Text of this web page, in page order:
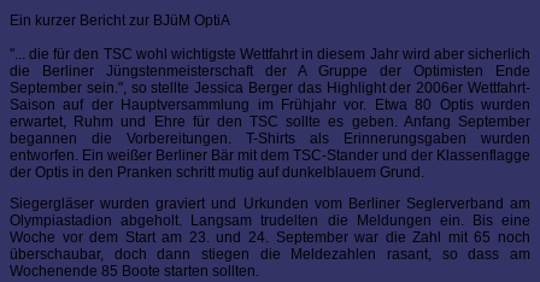
Ein kurzer Bericht zur BJüM OptiA
"... die für den TSC wohl wichtigste Wettfahrt in diesem Jahr wird aber sicherlich
die Berliner Jüngstenmeisterschaft der A Gruppe der Optimisten Ende
September sein.", so stellte Jessica Berger das Highlight der 2006er Wettfahrt-
Saison auf der Hauptversammlung im Frühjahr vor. Etwa 80 Optis wurden
erwartet, Ruhm und Ehre für den TSC sollte es geben. Anfang September
begannen die Vorbereitungen. T-Shirts als Erinnerungsgaben wurden
entworfen. Ein weißer Berliner Bär mit dem TSC-Stander und der Klassenflagge
der Optis in den Pranken schritt mutig auf dunkelblauem Grund.
Siegergläser wurden graviert und Urkunden vom Berliner Seglerverband am
Olympiastadion abgeholt. Langsam trudelten die Meldungen ein. Bis eine
Woche vor dem Start am 23. und 24. September war die Zahl mit 65 noch
überschaubar, doch dann stiegen die Meldezahlen rasant, so dass am
Wochenende 85 Boote starten sollten.